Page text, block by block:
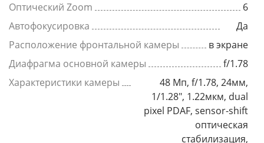
Оптический Zoom
6
Автофокусировка
Да
Расположение фронтальной камеры
в экране
Диафрагма основной камеры
f/1.78
Характеристики камеры
48 Мп, f/1.78, 24мм,
1/1.28", 1.22мкм, dual
pixel PDAF, sensor-shift
оптическая
стабилизация,